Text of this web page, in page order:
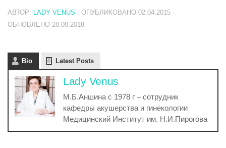
АВТОР: LADY VENUS · ОПУБЛИКОВАНО 02.04.2015 ·
ОБНОВЛЕНО 28.08.2018
Bio Latest Posts
Lady Venus
М.Б.Аншина с 1978 г – сотрудник
кафедры акушерства и гинекологии
Медицинский Институт им. Н.И.Пирогова